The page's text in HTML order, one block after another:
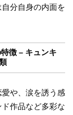
分自身の内面を
徴 – キュンキ
や、涙を誘う感
作品など多彩な